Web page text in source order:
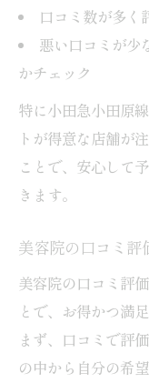
口コミ数が多く
悪い口コミが少
かチェック
特に小田急小田原
トが得意な店舗が
ことで、安心して
きます。
美容院の口コミ評
美容院の口コミ評
とで、お得かつ満
まず、口コミで評
の中から自分の希